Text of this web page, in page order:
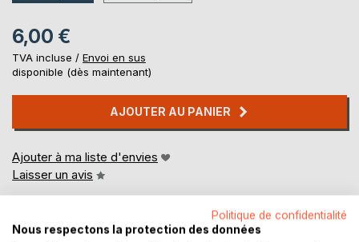
6,00 €
TVA incluse / Envoi en sus
disponible (dès maintenant)
AJOUTER AU PANIER
Ajouter à ma liste d'envies
Laisser un avis
Politique de confidentialité
Nous respectons la protection des données